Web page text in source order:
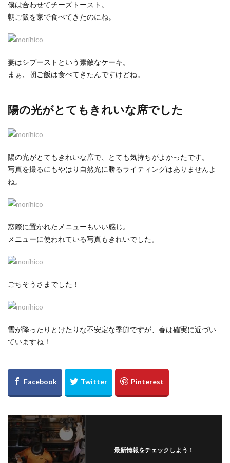
僕は合わせてチーズトースト。
朝ご飯を家で食べてきたのにね。
妻はシブーストという素敵なケーキ。
まぁ、朝ご飯は食べてきたんですけどね。
陽の光がとてもきれいな席でした
陽の光がとてもきれいな席で、とても気持ちがよかったです。
写真を撮るにもやはり自然光に勝るライティングはありませんよ
ね。
窓際に置かれたメニューもいい感じ。
メニューに使われている写真もきれいでした。
ごちそうさまでした！
雪が降ったりとけたりな不安定な季節ですが、春は確実に近づい
ていますね！
最新情報をチェックしよう！